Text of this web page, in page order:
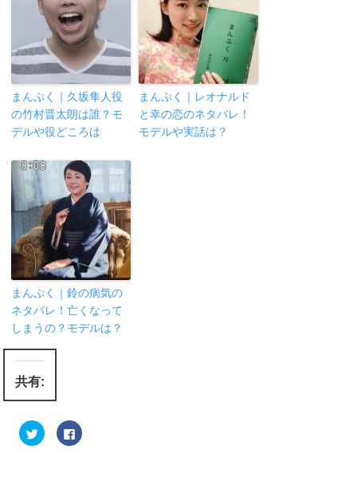
まんぷく｜久坂隼人役
の竹村晋太朗は誰？モ
デルや役どころは
まんぷく｜レオナルド
と幸の恋のネタバレ！
モデルや実話は？
まんぷく｜鈴の病気の
ネタバレ！亡くなって
しまうの？モデルは？
共有:
ク
リ
F
a